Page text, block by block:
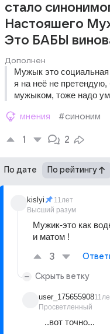
стало
Настояшего
Это БАБЫ
Дополнен
Мужык это
я на неё не
мужыком, тоже надо
мнения #синоним
1 2
По дате По рейтингу
kislyi
Высший разум
11лет
Мужик-это как
и матом !
3
Скрыть ветку
user_175655908
Просветленный
..вот точно...